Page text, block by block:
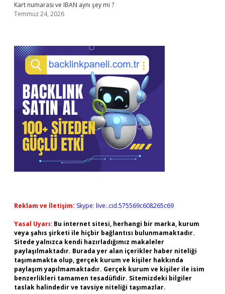
Kart numarası ve IBAN aynı şey mi ?
Temmuz 24, 2026
Reklam ve İletişim: Skype: live:.cid.575569c608265c69
Yasal Uyarı: Bu internet sitesi, herhangi bir marka, kurum
veya şahıs şirketi ile hiçbir bağlantısı bulunmamaktadır.
Sitede yalnızca kendi hazırladığımız makaleler
paylaşılmaktadır. Burada yer alan içerikler haber niteliği
taşımamakta olup, gerçek kurum ve kişiler hakkında
paylaşım yapılmamaktadır. Gerçek kurum ve kişiler ile isim
benzerlikleri tamamen tesadüfidir. Sitemizdeki bilgiler
taslak halindedir ve tavsiye niteliği taşımazlar.